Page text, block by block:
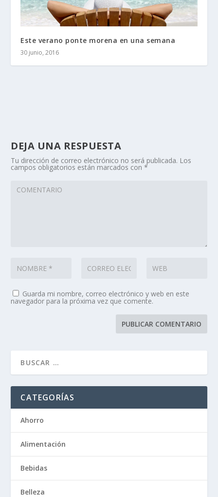
Este verano ponte morena en una semana
30 junio, 2016
DEJA UNA RESPUESTA
Tu dirección de correo electrónico no será publicada. Los
campos obligatorios están marcados con*
Guarda mi nombre, correo electrónico y web en este
navegador para la próxima vez que comente.
CATEGORÍAS
Ahorro
Alimentación
Bebidas
Belleza